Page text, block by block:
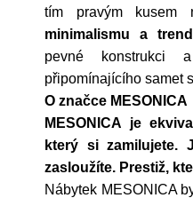
tím pravým kusem
minimalismu a
pevné konstrukci
připomínajícího samet
O značce MESONICA
MESONICA je
který si zamilujete.
zasloužíte. Prestiž,
Nábytek MESONICA